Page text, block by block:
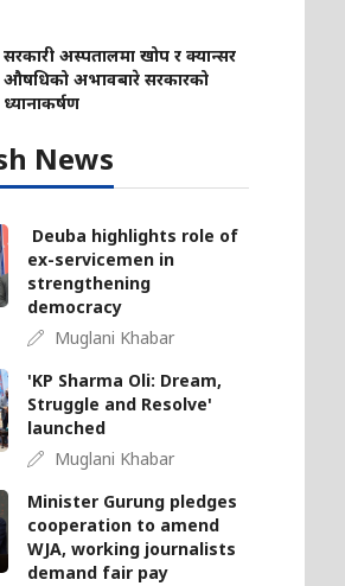
सरकारी अस्पतालमा खोप र क्यान्सर
औषधिको अभावबारे सरकारको
ध्यानाकर्षण
News
Deuba highlights role of
ex-servicemen in
strengthening
democracy
Muglani Khabar
'KP Sharma Oli: Dream,
Struggle and Resolve'
launched
Muglani Khabar
Minister Gurung pledges
cooperation to amend
WJA, working journalists
demand fair pay